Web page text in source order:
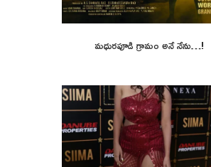
మధురపూడి గ్రామం అనే నేను…!